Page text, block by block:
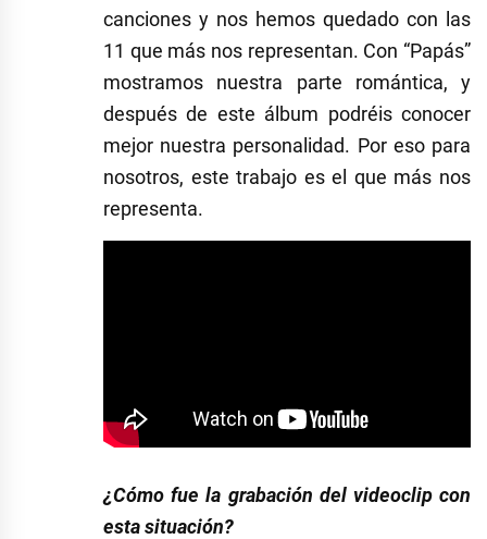
canciones y nos hemos quedado con las
11 que más nos representan. Con “Papás”
mostramos nuestra parte romántica, y
después de este álbum podréis conocer
mejor nuestra personalidad. Por eso para
nosotros, este trabajo es el que más nos
representa.
¿Cómo fue la grabación del videoclip con
esta situación?